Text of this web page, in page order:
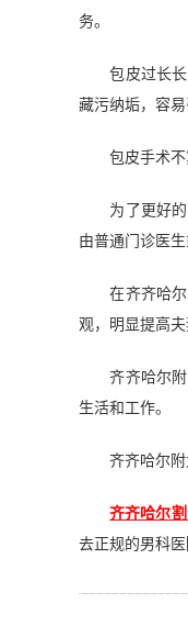
务。
包皮过长长时
藏污纳垢，容
包皮手术不算
为了更好的对
由普通门诊医生
在齐齐哈尔附
观，明显提高
齐齐哈尔附大
生活和工作。
齐齐哈尔附大
齐齐哈尔
去正规的男科医